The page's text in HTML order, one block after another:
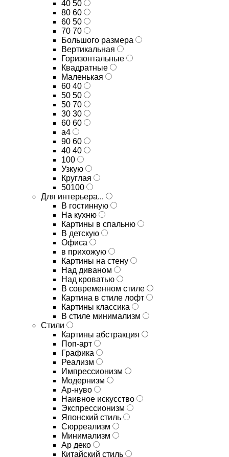
40 50
80 60
60 50
70 70
Большого размера
Вертикальная
Горизонтальные
Квадратные
Маленькая
60 40
50 50
50 70
30 30
60 60
а4
90 60
40 40
100
Узкую
Круглая
50100
Для интерьера...
В гостинную
На кухню
Картины в спальню
В детскую
Офиса
в прихожую
Картины на стену
Над диваном
Над кроватью
В современном стиле
Картина в стиле лофт
Картины классика
В стиле минимализм
Стили
Картины абстракция
Поп-арт
Графика
Реализм
Импрессионизм
Модернизм
Ар-нуво
Наивное искусство
Экспрессионизм
Японский стиль
Сюрреализм
Минимализм
Ар деко
Китайский стиль